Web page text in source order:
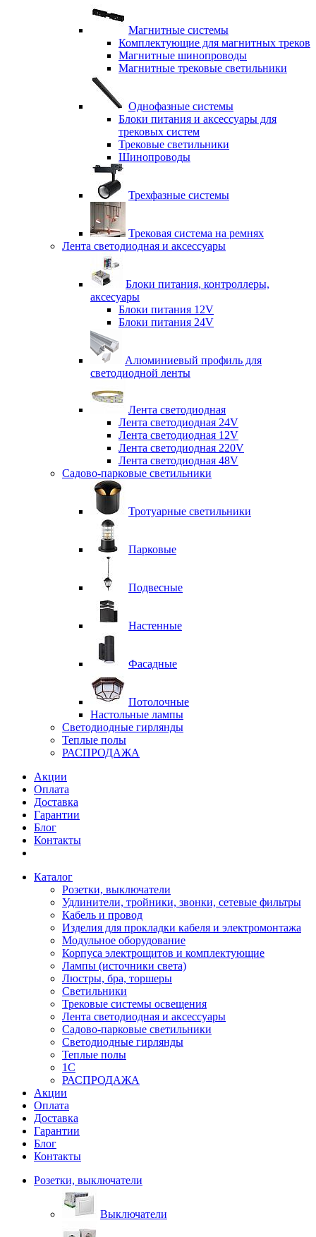
Магнитные системы
Комплектующие для магнитных треков
Магнитные шинопроводы
Магнитные трековые светильники
Однофазные системы
Блоки питания и аксессуары для
трековых систем
Трековые светильники
Шинопроводы
Трехфазные системы
Трековая система на ремнях
Лента светодиодная и аксессуары
Блоки питания, контроллеры,
аксесуары
Блоки питания 12V
Блоки питания 24V
Алюминиевый профиль для
светодиодной ленты
Лента светодиодная
Лента светодиодная 24V
Лента светодиодная 12V
Лента светодиодная 220V
Лента светодиодная 48V
Садово-парковые светильники
Тротуарные светильники
Парковые
Подвесные
Настенные
Фасадные
Потолочные
Настольные лампы
Светодиодные гирлянды
Теплые полы
РАСПРОДАЖА
Акции
Оплата
Доставка
Гарантии
Блог
Контакты
Каталог
Розетки, выключатели
Удлинители, тройники, звонки, сетевые фильтры
Кабель и провод
Изделия для прокладки кабеля и электромонтажа
Модульное оборудование
Корпуса электрощитов и комплектующие
Лампы (источники света)
Люстры, бра, торшеры
Светильники
Трековые системы освещения
Лента светодиодная и аксессуары
Садово-парковые светильники
Светодиодные гирлянды
Теплые полы
1С
РАСПРОДАЖА
Акции
Оплата
Доставка
Гарантии
Блог
Контакты
Розетки, выключатели
Выключатели